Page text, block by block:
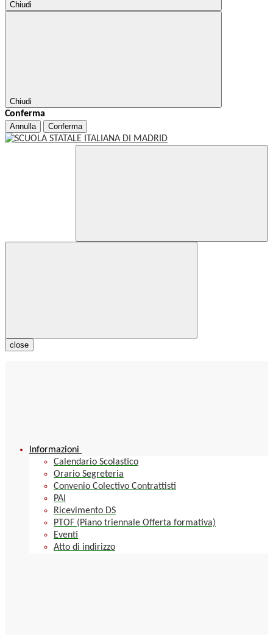
Chiudi
Chiudi
Conferma
Annulla Conferma
close
Informazioni
Calendario Scolastico
Orario Segreteria
Convenio Colectivo Contrattisti
PAI
Ricevimento DS
PTOF (Piano triennale Offerta formativa)
Eventi
Atto di indirizzo